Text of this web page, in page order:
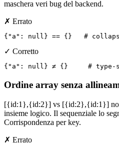
maschera veri bug del backend.
✗ Errato
{"a": null} == {}   #
✓ Corretto
{"a": null} ≠ {}     #
Ordine array senza
[{id:1},{id:2}] vs [{id:2},{id:1}] non
insieme logico. Il sequenziale lo
Corrispondenza per key.
✗ Errato